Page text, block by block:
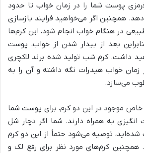
پوست شما را در زمان خواب تا حدود
همچنین اگر می‌خواهید فرایند بازسازی
در هنگام خواب انجام شود، این کرم‌ها
بعد از بیدار شدن از خواب، پوست
داشت. کرم شب تولید شده برند لاکچری
زمان خواب هیدرات نگه داشته و آن را به
می‌سازد.
خاص موجود در این دو کرم، برای پوست شما
به همراه دارند. شما اگر دچار شل
توصیه می‌شود حتماً از این دو کرم
همچنین کرم‌های مورد نظر برای رفع لک و